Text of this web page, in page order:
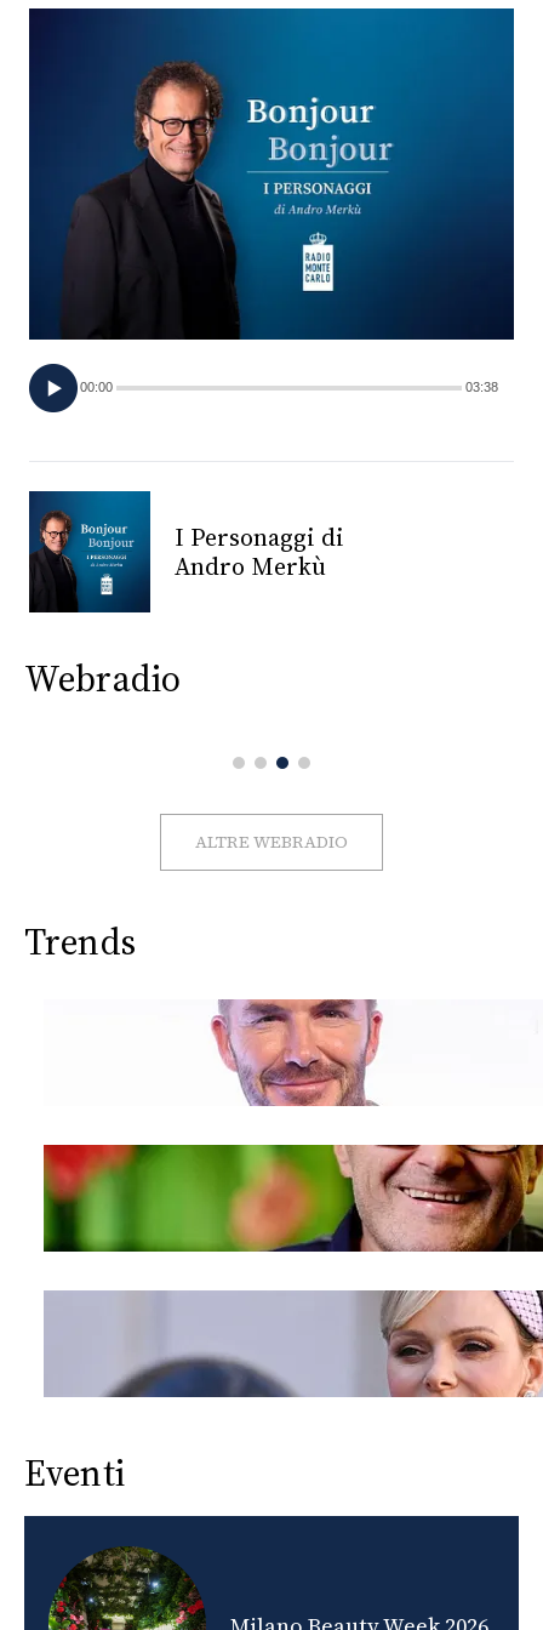
CONCORSI
EVENTI
TV
PRINCIPATO
MONACO
RMC
CONSIGLIA
00:00 03:38
I Personaggi di
Andro Merkù
Webradio
ALTRE WEBRADIO
Trends
Eventi